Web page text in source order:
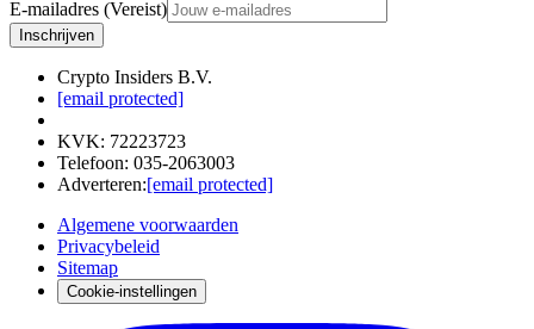
E-mailadres (Vereist)
Inschrijven
Crypto Insiders B.V.
[email protected]
KVK: 72223723
Telefoon: 035-2063003
Adverteren:[email protected]
Algemene voorwaarden
Privacybeleid
Sitemap
Cookie-instellingen